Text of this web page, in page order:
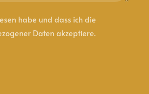
habe und dass ich die
Daten akzeptiere.